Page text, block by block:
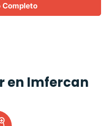
Completo
en Imfercan